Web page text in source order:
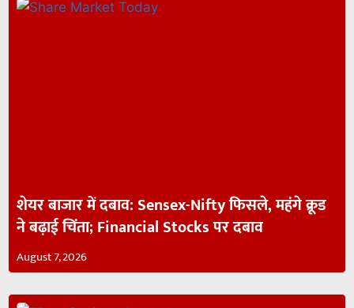
शेयर बाजार में दबाव: Sensex-Nifty फिसले, महंगे क्रूड
ने बढ़ाई चिंता; Financial Stocks पर दबाव
August 7, 2026